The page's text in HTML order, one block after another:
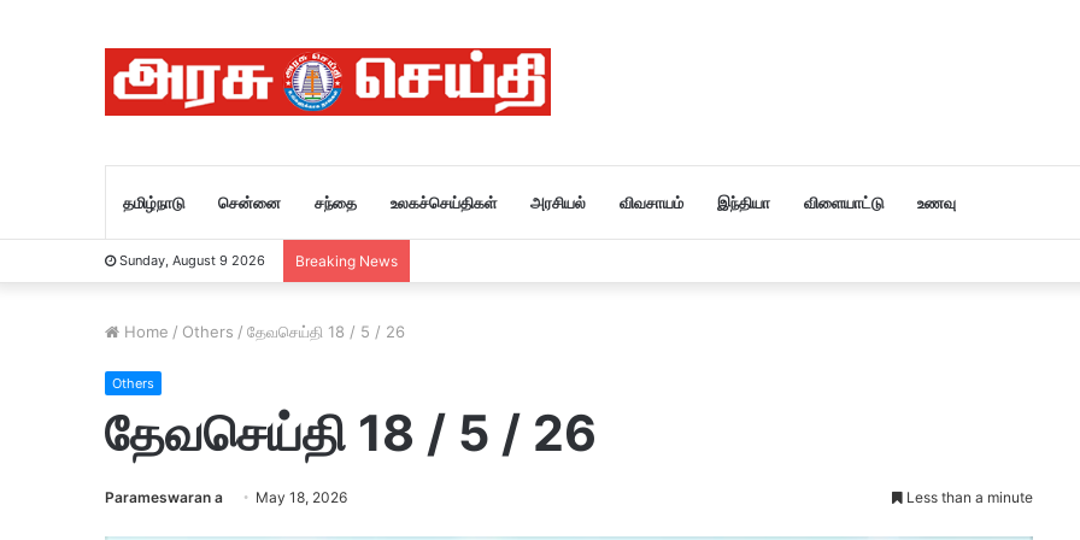
தமிழ்நாடு சென்னை சந்தை உலகச்செய்திகள் அரசியல் விவசாயம் இந்தியா விளையாட்டு உணவு
Sunday, August 9 2026 Breaking News
Home / Others / தேவசெய்தி 18 / 5 / 26
Others
தேவசெய்தி 18 / 5 / 26
Parameswaran a May 18, 2026 Less than a minute